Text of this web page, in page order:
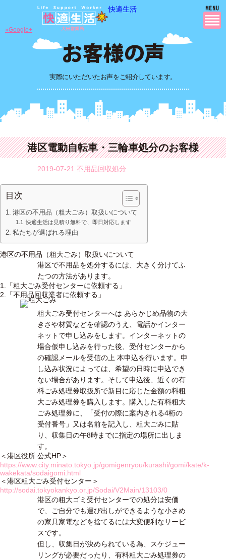
快適生活
実際にいただいたお声をご紹介しています。
»Google+
港区電動自転車・三輪車処分のお客様
2019-07-21 不用品回収処分
目次
港区の不用品（粗大ごみ）取扱いについて
快適生活は見積り無料で、即日対応します
私たちが選ばれる理由
港区の不用品（粗大ごみ）取扱いについて
港区で不用品を処分するには、大きく分けてふ
たつの方法があります。
1.「粗大ごみ受付センターに依頼する」
2.「不用品回収業者に依頼する」
粗大ごみ受付センターへは あらかじめ品物の大
きさや材質などを確認のうえ、電話かインター
ネットで申し込みをします。インターネットの
場合仮申し込みを行った後、受付センターから
の確認メールを受信の上 本申込を行います。申
し込み状況によっては、希望の日時に申込でき
ない場合があります。そして申込後、近くの有
料ごみ処理券取扱所で新目に応じた金額の料粗
大ごみ処理券を購入します。購入した有料粗大
ごみ処理券に、「受付の際に案内される4桁の
受付番号」又は名前を記入し、粗大ごみに貼
り、収集日の午8時までに指定の場所に出しま
す。
＜港区役所 公式HP＞
https://www.city.minato.tokyo.jp/gomigenryou/kurashi/gomi/kate/k-
wakekata/sodaigomi.html
＜港区粗大ごみ受付センター＞
http://sodai.tokyokankyo.or.jp/Sodai/V2Main/13103/0
港区の粗大ゴミ受付センターでの処分は安価
で、ご自分でも運び出しができるような小さめ
の家具家電などを捨てるには大変便利なサービ
スです。
但し、収集日が決められている為、スケジュー
リングが必要だったり、有料粗大ごみ処理券の